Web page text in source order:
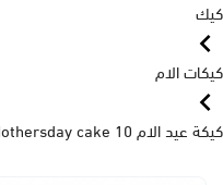
كيك
كيكات الام
كيكة عيد الام 10 Mothersday cake